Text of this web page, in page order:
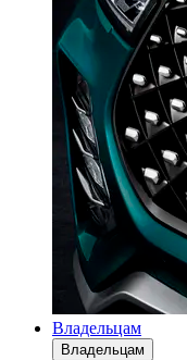
Владельцам
Владельцам